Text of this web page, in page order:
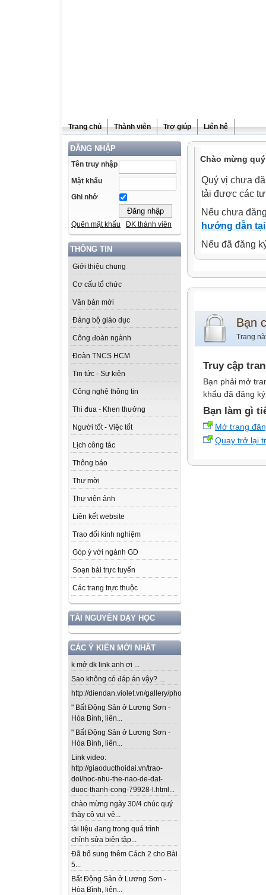
Trang chủ Thành viên Trợ giúp Liên hệ
ĐĂNG NHẬP
Tên truy nhập
Mật khẩu
Ghi nhớ
Quên mật khẩu ĐK thành viên
THÔNG TIN
Giới thiệu chung
Cơ cấu tổ chức
Văn bản mới
Đảng bộ giáo dục
Công đoàn ngành
Đoàn TNCS HCM
Tin tức - Sự kiện
Công nghệ thông tin
Thi đua - Khen thưởng
Người tốt - Việc tốt
Lịch công tác
Thông báo
Thư mời
Thư viện ảnh
Liên kết website
Trao đổi kinh nghiệm
Góp ý với ngành GD
Soạn bài trực tuyến
Các trang trực thuộc
TÀI NGUYÊN DẠY HỌC
CÁC Ý KIẾN MỚI NHẤT
k mở dk link anh ơi ...
Sao không có đáp án vậy? ...
http://diendan.violet.vn/gallery/photos/302...
" Bất Động Sản ở Lương Sơn -
Hòa Bình, liên...
" Bất Động Sản ở Lương Sơn -
Hòa Bình, liên...
Link video:
http://giaoducthoidai.vn/trao-
doi/hoc-nhu-the-nao-de-dat-
duoc-thanh-cong-79928-l.html...
chào mừng ngày 30/4 chúc quý
thày cô vui vẻ...
tài liệu đang trong quá trình
chỉnh sửa biên tập...
Đã bổ sung thêm Cách 2 cho Bài
5...
Bất Động Sản ở Lương Sơn -
Hòa Bình, liên...
Chào mừng
Quý vị chưa
tải được các
Nếu chưa
hướng dẫn
Nếu đã đăng
Bạn
Trang
Truy cập
Bạn phải mở
khẩu đã đăng
Bạn làm gì
Mở trang
Quay trở lại